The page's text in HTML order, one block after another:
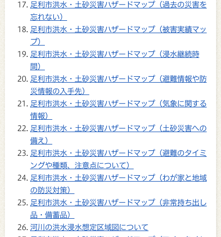
足利市洪水・土砂災害ハザードマップ（過去の災害を
忘れない）
足利市洪水・土砂災害ハザードマップ（被害実績マッ
プ）
足利市洪水・土砂災害ハザードマップ（浸水継続時
間）
足利市洪水・土砂災害ハザードマップ（避難情報や防
災情報の入手先）
足利市洪水・土砂災害ハザードマップ（気象に関する
情報）
足利市洪水・土砂災害ハザードマップ（土砂災害への
備え）
足利市洪水・土砂災害ハザードマップ（避難のタイミ
ングや種類、注意点について）
足利市洪水・土砂災害ハザードマップ（わが家と地域
の防災対策）
足利市洪水・土砂災害ハザードマップ（非常持ち出し
品・備蓄品）
河川の洪水浸水想定区域図について